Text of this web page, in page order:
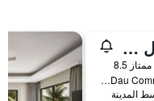
ميليا فينبيرل فو كوك
ممتاز 8.5
Bai Dai Area, Ganh Dau Commune, Phu Quoc, فيتنام